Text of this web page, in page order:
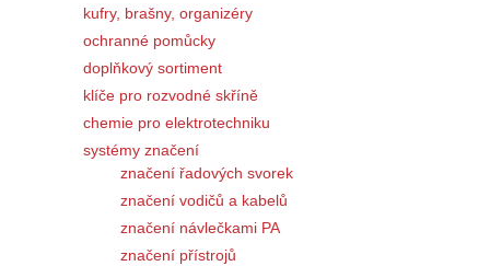
kufry, brašny, organizéry
ochranné pomůcky
doplňkový sortiment
klíče pro rozvodné skříně
chemie pro elektrotechniku
systémy značení
značení řadových svorek
značení vodičů a kabelů
značení návlečkami PA
značení přístrojů